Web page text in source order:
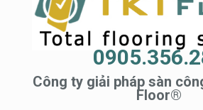
Công ty giải pháp sàn
Floor®